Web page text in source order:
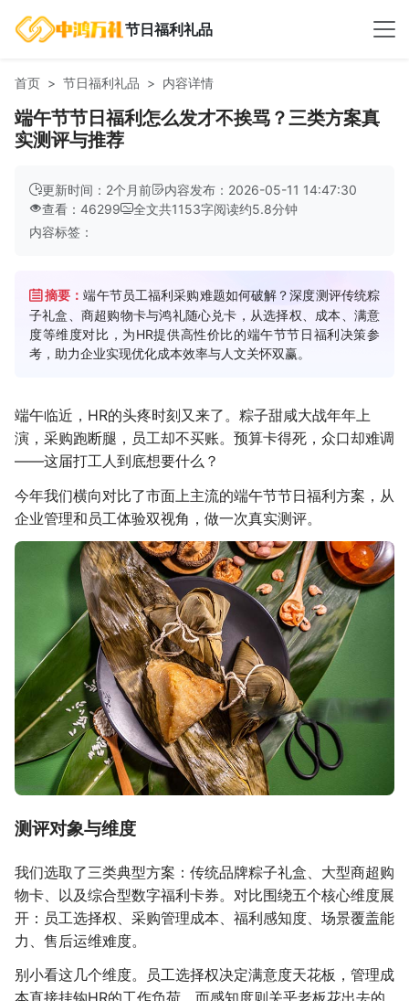
节日福利礼品
首页 节日福利礼品 内容详情
端午节节日福利怎么发才不挨骂？三类方案真
实测评与推荐
更新时间：2个月前
内容发布：2026-05-11 14:47:30
查看：46299
全文共1153字阅读约5.8分钟
内容标签：
摘要：端午节员工福利采购难题如何破解？深度测评传统粽
子礼盒、商超购物卡与鸿礼随心兑卡，从选择权、成本、满意
度等维度对比，为HR提供高性价比的端午节节日福利决策参
考，助力企业实现优化成本效率与人文关怀双赢。
端午临近，HR的头疼时刻又来了。粽子甜咸大战年年上
演，采购跑断腿，员工却不买账。预算卡得死，众口却难调
——这届打工人到底想要什么？
今年我们横向对比了市面上主流的端午节节日福利方案，从
企业管理和员工体验双视角，做一次真实测评。
测评对象与维度
我们选取了三类典型方案：传统品牌粽子礼盒、大型商超购
物卡、以及综合型数字福利卡券。对比围绕五个核心维度展
开：员工选择权、采购管理成本、福利感知度、场景覆盖能
力、售后运维难度。
别小看这几个维度。员工选择权决定满意度天花板，管理成